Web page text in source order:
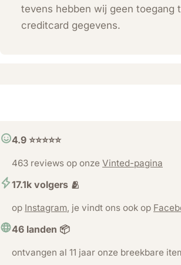
tevens hebben wij geen toegang
creditcard gegevens.
4.9 ⭐️⭐️⭐️⭐️⭐️
463 reviews op onze Vinted-pagina
17.1k volgers 🫂
op Instagram, je vindt ons ook op
46 landen 📦
ontvangen al 11 jaar onze breekbare